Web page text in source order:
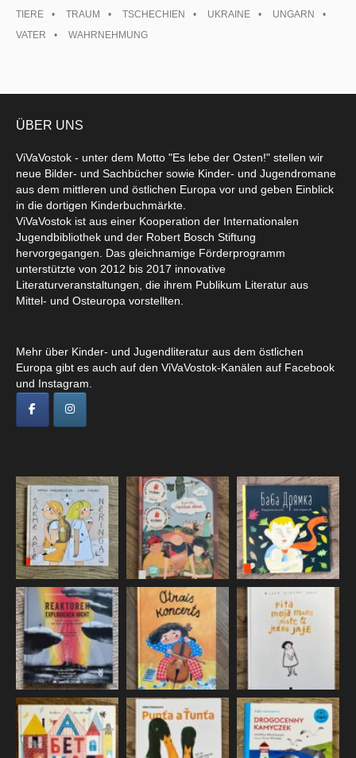
TIERE
TRAUM TSCHECHIEN UKRAINE
UNGARN
VATER
WAHRNEHMUNG
ÜBER UNS
ViVaVostok - unter dem Motto "Es lebe der Osten!" stellen wir
neue Bilder- und Sachbücher sowie Kinder- und Jugendromane
aus dem mittleren und östlichen Europa vor und geben Einblick
in die dortigen Kinderbuchmärkte.
ViVaVostok ist aus einer Kooperation der Internationalen
Jugendbibliothek und der Robert Bosch Stiftung
hervorgegangen. Das gleichnamige Förderprogramm
unterstützte von 2012 bis 2017 innovative
Literaturveranstaltungen, die ihrem Publikum Literatur aus
Mittel- und Osteuropa vorstellten.
Mehr über Kinder- und Jugendliteratur aus dem östlichen
Europa gibt es auch auf den ViVaVostok-Kanälen auf Facebook
und Instagram.